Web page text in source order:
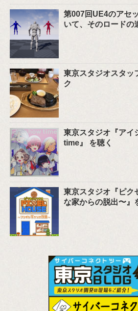
第007回UE4のアセ
いて、そのロードの
東京スタジオスタッ
ク
東京スタジオ『ア
time』 を聴く
東京スタジオ『ピク
な家からの脱出〜』